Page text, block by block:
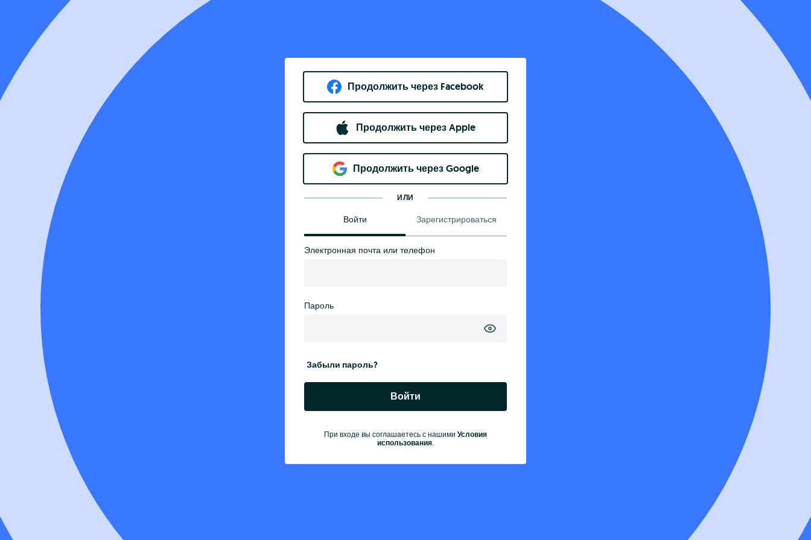
Продолжить через Facebook
Продолжить через Apple
Продолжить через Google
ИЛИ
Войти Зарегистрироваться
Электронная почта или телефон
Пароль
Забыли пароль?
Войти
При входе вы соглашаетесь с нашими Условия
использования.